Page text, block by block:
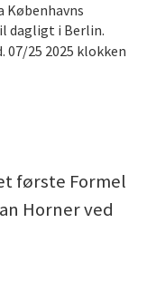
Københavns
dagligt i Berlin.
07/25 2025 klokken
første Formel
Horner ved